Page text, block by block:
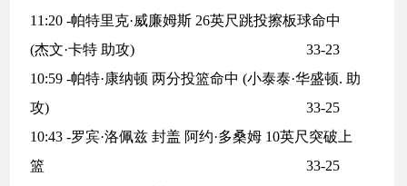
11:20 -帕特里克·威廉姆斯 26英尺跳投擦板球命中
(杰文·卡特 助攻)
33-23
10:59 -帕特·康纳顿 两分投篮命中 (小泰泰·华盛顿. 助
攻)
33-25
10:43 -罗宾·洛佩兹 封盖 阿约·多桑姆 10英尺突破上
篮
33-25